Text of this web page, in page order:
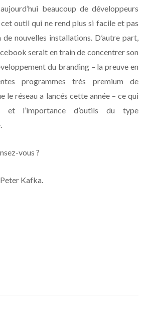
beaucoup de développeurs
outil qui ne rend plus si facile et pas
de nouvelles installations. D’autre part,
serait en train de concentrer son
du branding – la preuve en
programmes très premium de
le réseau a lancés cette année – ce qui
l’importance d’outils du type
vous ?
Kafka.